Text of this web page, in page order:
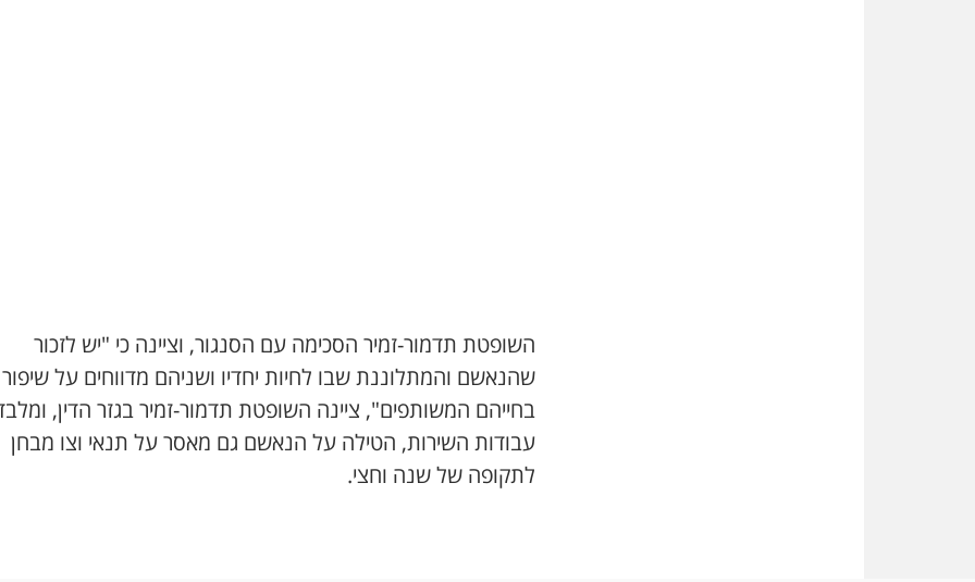
השופטת תדמור-זמיר הסכימה עם הסנגור, וציינה כי "יש לזכור
שהנאשם והמתלוננת שבו לחיות יחדיו ושניהם מדווחים על שיפור
בחייהם המשותפים", ציינה השופטת תדמור-זמיר בגזר הדין,
עבודות השירות, הטילה על הנאשם גם מאסר על תנאי וצו מבחן
לתקופה של שנה וחצי.